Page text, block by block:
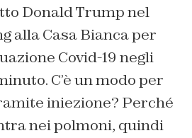
Donald Trump nel
alla Casa Bianca per
Covid-19 negli
C’è un modo per
iniezione? Perché
nei polmoni, quindi